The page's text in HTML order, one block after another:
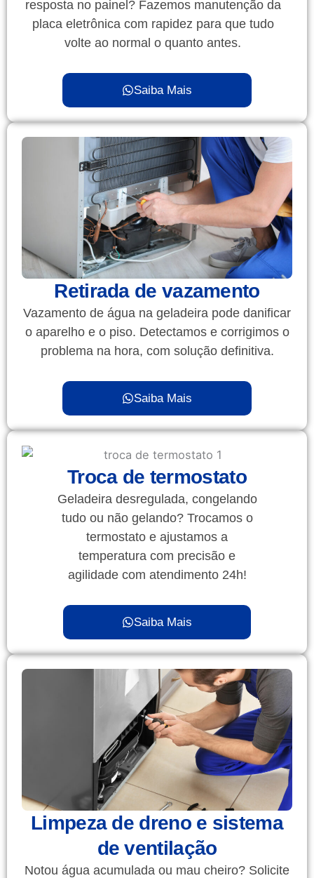
resposta no painel? Fazemos manutenção da
placa eletrônica com rapidez para que tudo
volte ao normal o quanto antes.
Saiba Mais
Retirada de vazamento
Vazamento de água na geladeira pode danificar
o aparelho e o piso. Detectamos e corrigimos o
problema na hora, com solução definitiva.
Saiba Mais
Troca de termostato
Geladeira desregulada, congelando
tudo ou não gelando? Trocamos o
termostato e ajustamos a
temperatura com precisão e
agilidade com atendimento 24h!
Saiba Mais
Limpeza de dreno e sistema
de ventilação
Notou água acumulada ou mau cheiro? Solicite